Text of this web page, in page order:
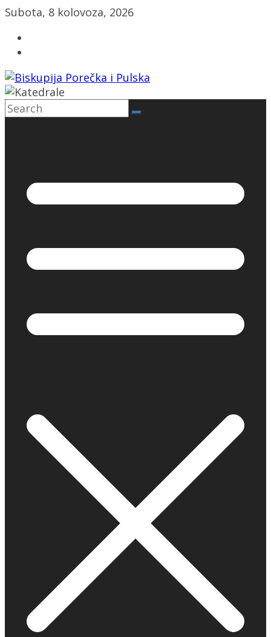
Skip
content
Subota, 8 kolovoza, 2026